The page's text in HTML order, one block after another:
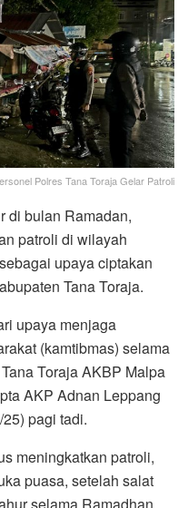
Polres Tana Toraja Gelar Patroli
di bulan Ramadan,
patroli di wilayah
upaya ciptakan
Tana Toraja.
upaya menjaga
(kamtibmas) selama
Toraja AKBP Malpa
AKP Adnan Leppang
pagi tadi.
meningkatkan patroli,
puasa, setelah salat
selama Ramadhan